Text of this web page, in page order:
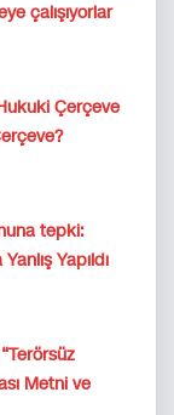
çalışıyorlar
Çerçeve
tepki:
Yapıldı
Metni ve